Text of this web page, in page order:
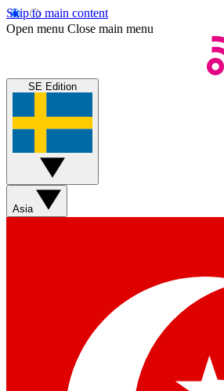
Skip to main content
Open menu Close main menu
SE Edition
Asia